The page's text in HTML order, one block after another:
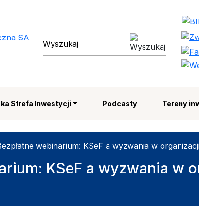
Strefa
Strefa Inwestycji Podcasty Tereny
webinarium: KSeF a wyzwania w
KSeF a wyzwania w